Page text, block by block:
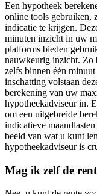
Een hypotheek
online tools gebruiken,
indicatie te krijgen.
minuten inzicht in uw
platforms bieden
nauwkeurig inzicht. Zo
zelfs binnen één
inschatting volstaan
berekening van uw
hypotheekadviseur in.
om een uitgebreide
indicatieve
beeld van wat u kunt
hypotheekadviseur is
Mag ik zelf de